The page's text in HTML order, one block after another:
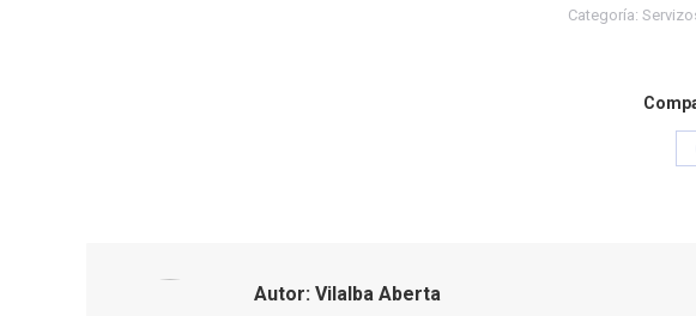
Categoría:
Autor: Vilalba Aberta